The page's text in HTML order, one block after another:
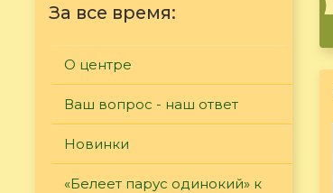
За все время:
О центре
Ваш вопрос - наш ответ
Новинки
«Белеет парус одинокий» к